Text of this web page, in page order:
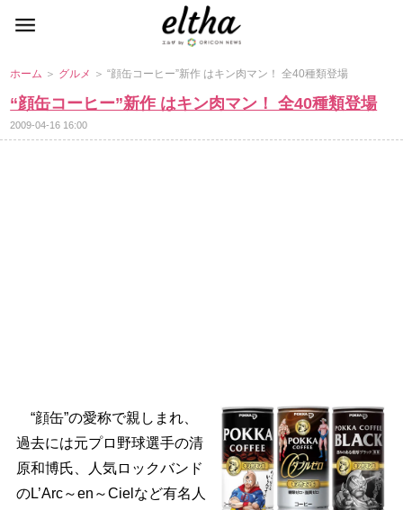
ホーム ＞ グルメ ＞ “顔缶コーヒー”新作 はキン肉マン！ 全40種類登場
“顔缶コーヒー”新作 はキン肉マン！ 全40種類登場
2009-04-16 16:00
“顔缶”の愛称で親しまれ、
過去には元プロ野球選手の清
原和博氏、人気ロックバンド
のL’Arc～en～Cielなど有名人